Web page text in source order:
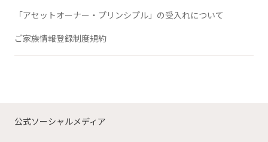
「アセットオーナー・プリンシプル」の受入れについて
ご家族情報登録制度規約
公式ソーシャルメディア